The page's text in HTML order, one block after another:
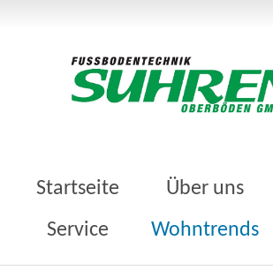
Startseite Über uns
Service
Wohntrends